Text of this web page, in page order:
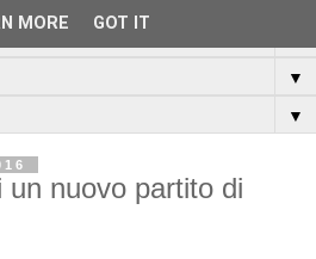
▼
▼
nuovo partito di
MORE GOT IT